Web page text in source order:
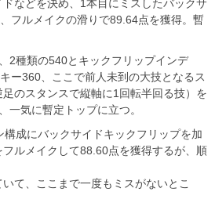
などを決め、1本目にミスしたバックサ
フルメイクの滑りで89.64点を獲得。暫
2種類の540とキックフリップインデ
ー360、ここで前人未到の大技となるス
のスタンスで縦軸に1回転半回る技）を
一気に暫定トップに立つ。
成にバックサイドキックフリップを加
ルメイクして88.60点を獲得するが、順
て、ここまで一度もミスがないとこ